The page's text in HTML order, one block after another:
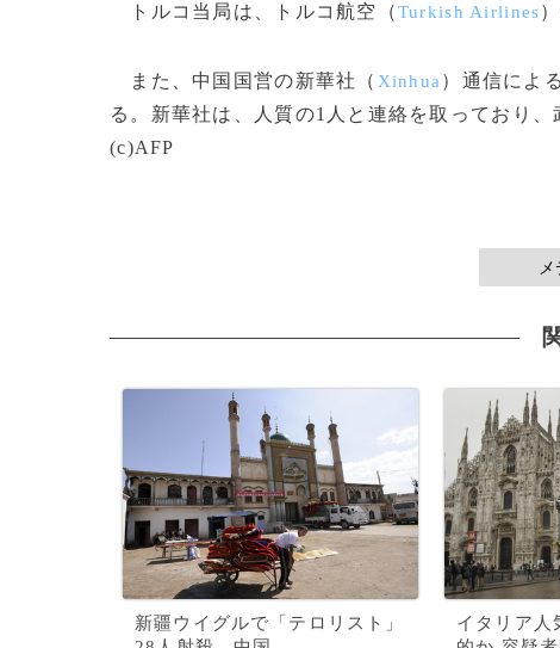
トルコ当局は、トルコ航空（Turkish Airlines
また、中国国営の新華社（ Xinhua ）通信によ
る。新華社は、人質の1人と連絡を取っており
(c)AFP
新疆ウイグルで「テロリスト」
イタリア人